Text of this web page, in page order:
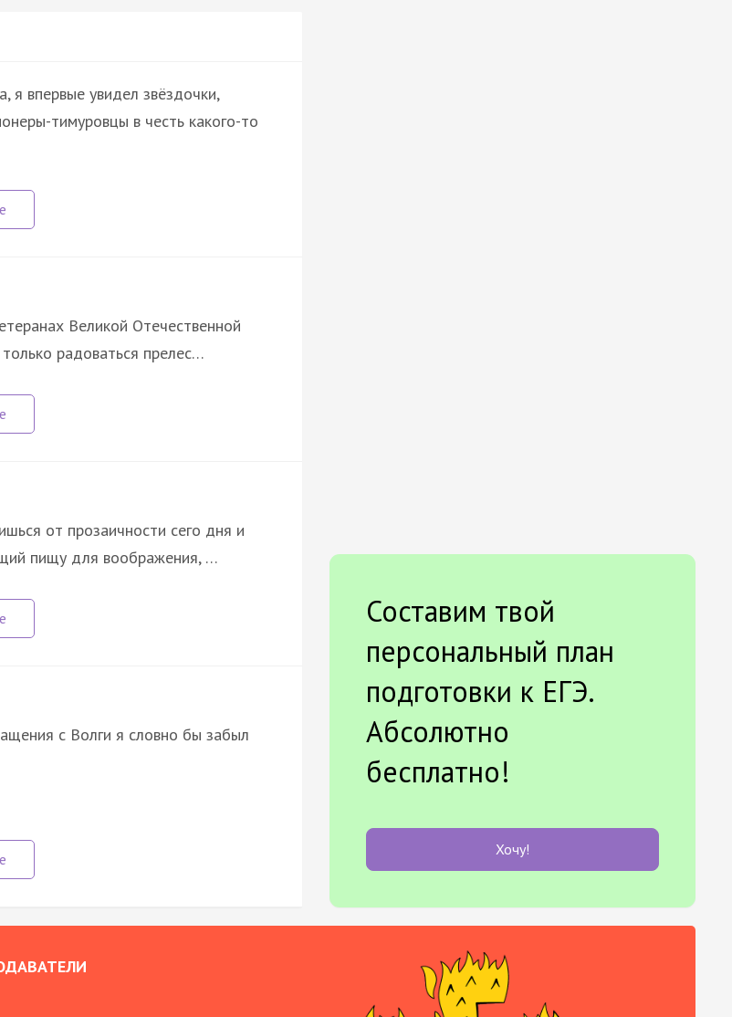
я впервые увидел звёздочки,
тимуровцы в честь какого-то
Великой Отечественной
радоваться прелес…
от прозаичности сего дня и
пищу для воображения, …
с Волги я словно бы забыл
Составим твой
персональный план
подготовки к ЕГЭ.
Абсолютно
бесплатно!
Хочу!